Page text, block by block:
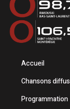
Accueil
Chansons
Programmation